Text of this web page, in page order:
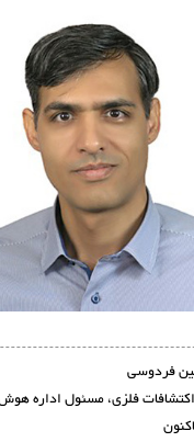
فردوسی
فلزی، مسئول اداره